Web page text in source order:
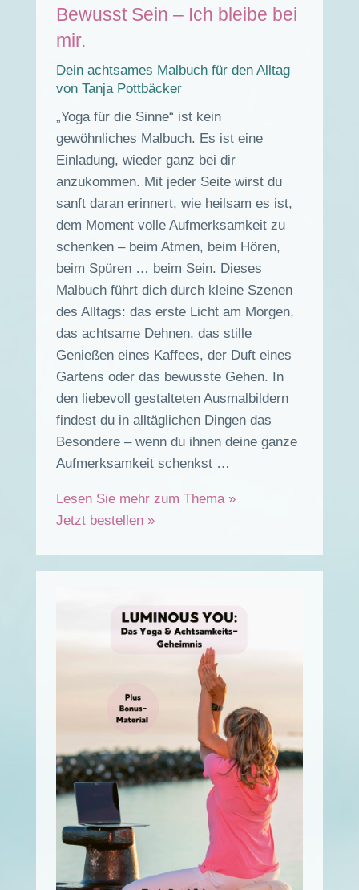
Bewusst Sein – Ich bleibe bei
mir.
Dein achtsames Malbuch für den Alltag
von Tanja Pottbäcker
„Yoga für die Sinne“ ist kein
gewöhnliches Malbuch. Es ist eine
Einladung, wieder ganz bei dir
anzukommen. Mit jeder Seite wirst du
sanft daran erinnert, wie heilsam es ist,
dem Moment volle Aufmerksamkeit zu
schenken – beim Atmen, beim Hören,
beim Spüren … beim Sein. Dieses
Malbuch führt dich durch kleine Szenen
des Alltags: das erste Licht am Morgen,
das achtsame Dehnen, das stille
Genießen eines Kaffees, der Duft eines
Gartens oder das bewusste Gehen. In
den liebevoll gestalteten Ausmalbildern
findest du in alltäglichen Dingen das
Besondere – wenn du ihnen deine ganze
Aufmerksamkeit schenkst …
Lesen Sie mehr zum Thema »
Jetzt bestellen »